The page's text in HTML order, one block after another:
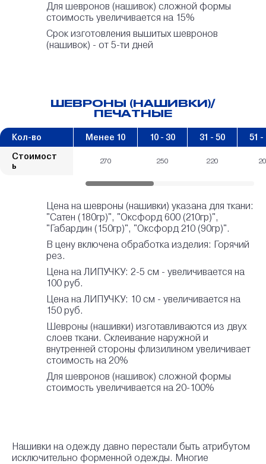
Для шевронов (нашивок) сложной формы
стоимость увеличивается на 15%
Срок изготовления вышитых шевронов
(нашивок) - от 5-ти дней
ШЕВРОНЫ (НАШИВКИ)/
ПЕЧАТНЫЕ
Кол-во Менее 10 10 - 30 31 - 50
51 -
Стоимост
ь
270 250 220
Цена на шевроны (нашивки) указана для ткани:
"Сатен (180гр)", "Оксфорд 600 (210гр)",
"Габардин (150гр)", "Оксфорд 210 (90гр)".
В цену включена обработка изделия: Горячий
рез.
Цена на ЛИПУЧКУ: 2-5 см - увеличивается на
100 руб.
Цена на ЛИПУЧКУ: 10 см - увеличивается на
150 руб.
Шевроны (нашивки) изготавливаются из двух
слоев ткани. Склеивание наружной и
внутренней стороны флизилином увеличивает
стоимость на 20%
Для шевронов (нашивок) сложной формы
стоимость увеличивается на 20-100%
Нашивки на одежду давно перестали быть атрибутом
исключительно форменной одежды. Многие